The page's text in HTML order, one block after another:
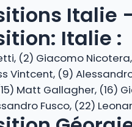
Italie
Italie :
(2) Giacomo
Vintcent, (9)
Matt Gallagher, (16)
Fusco, (22)